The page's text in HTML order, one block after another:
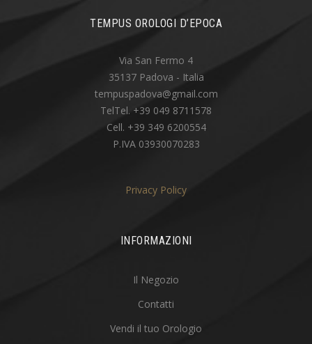
TEMPUS OROLOGI D’EPOCA
Via San Fermo 4
35137 Padova - Italia
tempuspadova@gmail.com
TelTel. +39 049 8711578
Cell. +39 349 6200554
P.IVA 03930070283
Privacy Policy
INFORMAZIONI
Il Negozio
Contatti
Vendi il tuo Orologio